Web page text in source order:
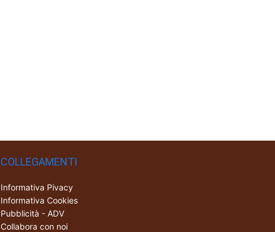
COLLEGAMENTI
Informativa Pivacy
Informativa Cookies
Pubblicità - ADV
Collabora con noi